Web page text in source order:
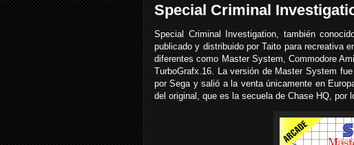
Special Criminal
Special Criminal Investigation, también
publicado y distribuido por Taito para recreativa
diferentes como Master System, Commodore
TurboGrafx.16 . La versión de Master System
por Sega y salió a la venta únicamente en
del original, que es la secuela de Chase HQ, por